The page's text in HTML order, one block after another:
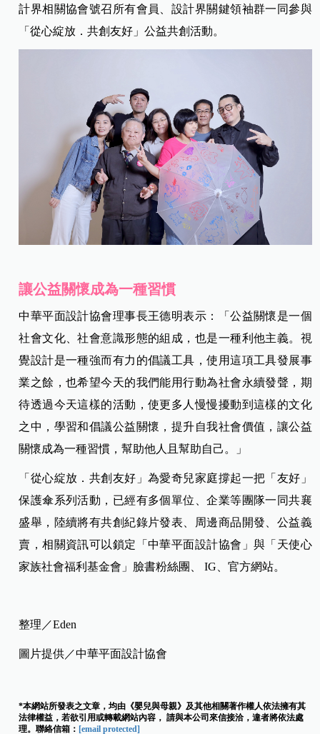
計界相關協會號召所有會員、設計界關鍵領袖群一同參與
「從心綻放．共創友好」公益共創活動。
讓公益關懷成為一種習慣
中華平面設計協會理事長王德明表示：「公益關懷是一個
社會文化、社會意識形態的組成，也是一種利他主義。視
覺設計是一種強而有力的倡議工具，使用這項工具發展事
業之餘，也希望今天的我們能用行動為社會永續發聲，期
待透過今天這樣的活動，使更多人慢慢擾動到這樣的文化
之中，學習和倡議公益關懷，提升自我社會價值，讓公益
關懷成為一種習慣，幫助他人且幫助自己。」
「從心綻放．共創友好」為愛奇兒家庭撐起一把「友好」
保護傘系列活動，已經有多個單位、企業等團隊一同共襄
盛舉，陸續將有共創紀錄片發表、周邊商品開發、公益義
賣，相關資訊可以鎖定「中華平面設計協會」與「天使心
家族社會福利基金會」臉書粉絲團、 IG、官方網站。
整理／Eden
圖片提供／中華平面設計協會
*本網站所發表之文章，均由《嬰兒與母親》及其他相關著作權人依法擁有其
法律權益，若欲引用或轉載網站內容， 請與本公司來信接洽，違者將依法處
理。聯絡信箱： [email protected]